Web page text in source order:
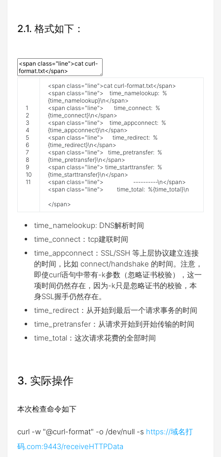
2.1. 格式如下：
1
2
3
4
5
6
7
8
9
10
11
<span class="line">cat curl-format txt</span>
<span class="line"> time_namelookup: %
{time_namelookup}\n</span>
<span class="line"> time_connect: %
{time_connect}\n</span>
<span class="line"> time_appconnect: %
{time_appconnect}\n</span>
<span class="line"> time_redirect: %
{time_redirect}\n</span>
<span class="line"> time_pretransfer: %
{time_pretransfer}\n</span>
<span class="line"> time_starttransfer: %
{time_starttransfer}\n</span>
<span class="line"> ----------\n</span>
<span class="line"> time_total: %{time_total}\n
</span>
time_namelookup: DNS解析时间
time_connect：tcp建联时间
time_appconnect：SSL/SSH 等上层协议建立连接
的时间，比如 connect/handshake 的时间。注意，
即使curl语句中带有-k参数（忽略证书校验），这一
项时间仍然存在，因为-k只是忽略证书的校验，本
身SSL握手仍然存在。
time_redirect：从开始到最后一个请求事务的时间
time_pretransfer：从请求开始到开始传输的时间
time_total：这次请求花费的全部时间
3. 实际操作
本次检查命令如下
curl -w "@curl-format" -o /dev/null -s https://域名打
码.com:9443/receiveHTTPData